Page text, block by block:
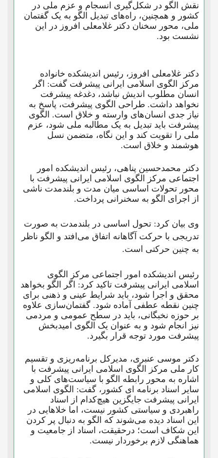
نقش الگو در شکل‌گیری انسجام و عزم ملی در
کشور و همچنین، راه‌های تبدیل الگو به یک گفتمان
ملی، محور سخنان دکتر غلامعلی افروز در این
نشست بود.
دکتر غلامعلی افروز، رئیس اندیشکده خانواده
مرکز الگوی اسلامی ایرانی پیشرفت گفت: اگر
انسان مطلوب اندیش نباشد، دغدغه پیشرفت
نخواهد داشت. طراحی الگوی پیشرفت، پاسخ به
نیاز جدی انسان‌های وارسته و خلاق است. الگوی
پیشرفت باید تبدیل به یک مطالبه ملی شود، عزم
ملی را تقویت کند و این نگاه، متضمن نسل
هوشمند و خلاق است.
دکتر محمدحسین پناهی، رئیس اندیشکده امور
اجتماعی مرکز الگوی اسلامی ایرانی پیشرفت با
محور تحولات اساسی میان مدت و بلندمدت ناشی
از اجرای الگو به سخنرانی پرداخت.
وی بیان کرد: تحول اساسی در بلندمدت به صورت
تدریجی با حرکت آگاهانه اتفاق می‌افتد و الگو ناظر
به چنین حرکتی است.
رئیس اندیشکده امور اجتماعی مرکز الگوی
اسلامی ایرانی پیشرفت تاکید کرد: اگر الگو بخواهد
محقق و اجرا شود، باید شرایط عینی و ذهنی برای
چنین نقطه عطفی آماده شود. گفتمان‌سازی علاوه
بر حوزه نخبگانی، باید در سطح عمومی و مردمی
نیز انجام شود و به عنوان یک الگوی امیدبخش
پیشرفت مورد توجه قرار بگیرد.
دکتر موسی عنبری، مدیرکل برنامه‌ریزی و تقسیم
کار ملی مرکز الگوی اسلامی ایرانی پیشرفت با
اشاره به محور رابطه الگو با سیاست‌های کلی و
سایر اسناد برنامه ای کشور، گفت: الگوی اسلامی
ایرانی پیشرفت جایگزین هیچ‌کدام از اسناد
راهبردی و سیاستی کشور نیست، اما خلاهایی در
این اسناد دیده می‌شوند که الگو به دنبال پر کردن
این شکاف است؛ درحقیقت، اسناد از جامعیت و
هماهنگی لازم برخوردار نیست.